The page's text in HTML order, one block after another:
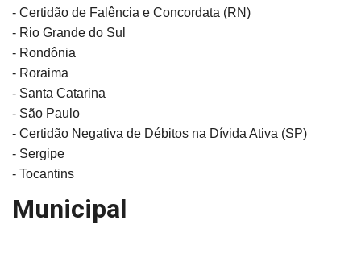
- Certidão de Falência e Concordata (RN)
- Rio Grande do Sul
- Rondônia
- Roraima
- Santa Catarina
- São Paulo
- Certidão Negativa de Débitos na Dívida Ativa (SP)
- Sergipe
- Tocantins
Municipal